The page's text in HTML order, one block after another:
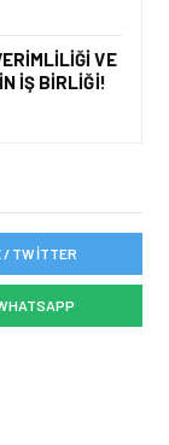
CAN
VE
İŞ BIRLIĞI!
/ TWITTER